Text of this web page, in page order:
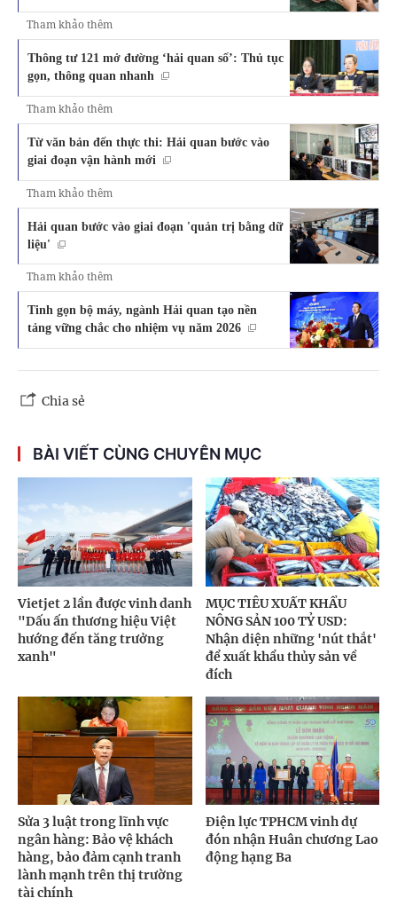
Tham khảo thêm
Thông tư 121 mở đường ‘hải quan số’: Thủ tục
gọn, thông quan nhanh
Tham khảo thêm
Từ văn bản đến thực thi: Hải quan bước vào
giai đoạn vận hành mới
Tham khảo thêm
Hải quan bước vào giai đoạn 'quản trị bằng dữ
liệu'
Tham khảo thêm
Tinh gọn bộ máy, ngành Hải quan tạo nền
tảng vững chắc cho nhiệm vụ năm 2026
Chia sẻ
BÀI VIẾT CÙNG CHUYÊN MỤC
Vietjet 2 lần được vinh danh
"Dấu ấn thương hiệu Việt
hướng đến tăng trưởng
xanh"
MỤC TIÊU XUẤT KHẨU
NÔNG SẢN 100 TỶ USD:
Nhận diện những 'nút thắt'
để xuất khẩu thủy sản về
đích
Sửa 3 luật trong lĩnh vực
ngân hàng: Bảo vệ khách
hàng, bảo đảm cạnh tranh
lành mạnh trên thị trường
tài chính
Điện lực TPHCM vinh dự
đón nhận Huân chương Lao
động hạng Ba